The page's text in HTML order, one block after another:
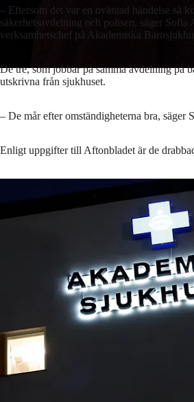
– Eftersom det var en oväntad händelse så
säkerhetsavdelning och polisen, säger Sofia
verksamhetschef på Akademiska
De tre, som jobbar på samma avdelning på
utskrivna från sjukhuset.
– De mår efter omständigheterna bra, säger
Enligt uppgifter till Aftonbladet är de